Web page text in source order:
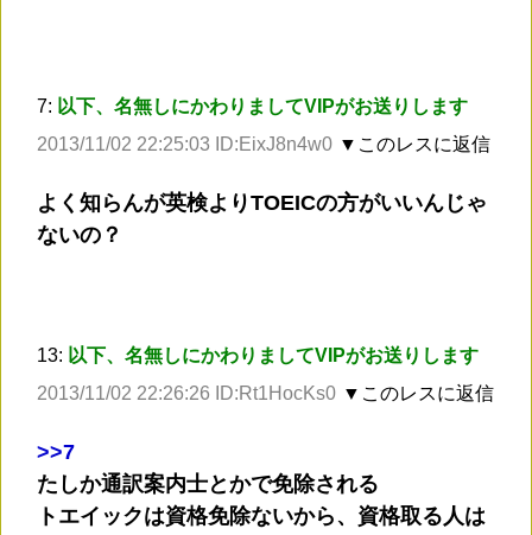
7: 以下、名無しにかわりましてVIPがお送りします
2013/11/02 22:25:03 ID:EixJ8n4w0 ▼このレスに返信
よく知らんが英検よりTOEICの方がいいんじゃ
ないの？
13: 以下、名無しにかわりましてVIPがお送りします
2013/11/02 22:26:26 ID:Rt1HocKs0 ▼このレスに返信
>>7
たしか通訳案内士とかで免除される
トエイックは資格免除ないから、資格取る人は